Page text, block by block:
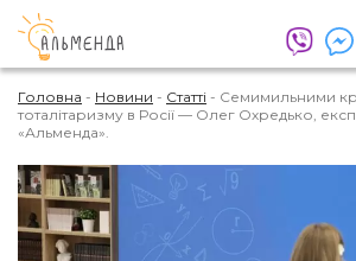
Головна - Новини - Статті - Семимильними
тоталітаризму в Росії — Олег Охредько,
«Альменда».